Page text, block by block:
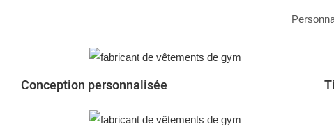
Conception personnalisée